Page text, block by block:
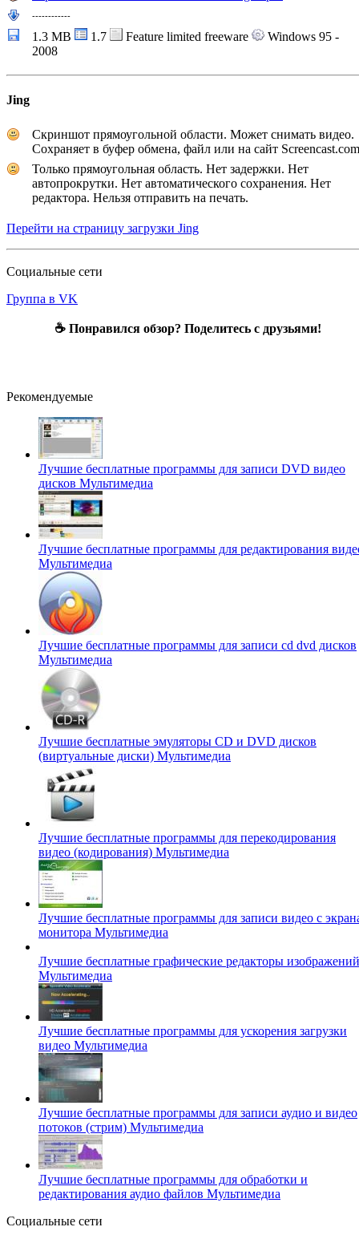
------------
1.3 MB 1.7 Feature limited freeware
Windows 95 -
2008
Jing
Скриншот прямоугольной области. Может снимать видео.
Сохраняет в буфер обмена, файл или на сайт
Только прямоугольная область. Нет задержки. Нет
автопрокрутки. Нет автоматического сохранения. Нет
редактора. Нельзя отправить на печать.
Перейти на страницу загрузки Jing
Социальные сети
Группа в VK
☕ Понравился обзор? Поделитесь с друзьями!
Рекомендуемые
Лучшие бесплатные программы для записи DVD видео
дисков Мультимедиа
Лучшие бесплатные программы для редактирования
Мультимедиа
Лучшие бесплатные программы для записи cd dvd дисков
Мультимедиа
Лучшие бесплатные эмуляторы CD и DVD дисков
(виртуальные диски) Мультимедиа
Лучшие бесплатные программы для перекодирования
видео (кодирования) Мультимедиа
Лучшие бесплатные программы для записи видео с
монитора Мультимедиа
Лучшие бесплатные графические редакторы изображений
Мультимедиа
Лучшие бесплатные программы для ускорения загрузки
видео Мультимедиа
Лучшие бесплатные программы для записи аудио и видео
потоков (стрим) Мультимедиа
Лучшие бесплатные программы для обработки и
редактирования аудио файлов Мультимедиа
Социальные сети